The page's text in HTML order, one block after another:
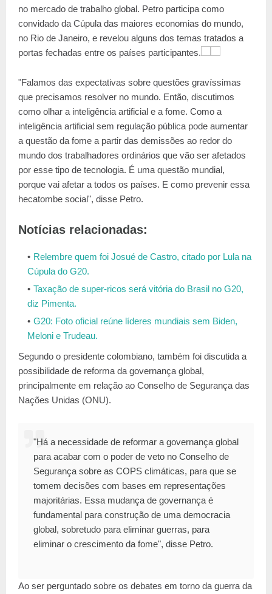
no mercado de trabalho global. Petro participa como
convidado da Cúpula das maiores economias do mundo,
no Rio de Janeiro, e revelou alguns dos temas tratados a
portas fechadas entre os países participantes.
"Falamos das expectativas sobre questões gravíssimas
que precisamos resolver no mundo. Então, discutimos
como olhar a inteligência artificial e a fome. Como a
inteligência artificial sem regulação pública pode aumentar
a questão da fome a partir das demissões ao redor do
mundo dos trabalhadores ordinários que vão ser afetados
por esse tipo de tecnologia. É uma questão mundial,
porque vai afetar a todos os países. E como prevenir essa
hecatombe social", disse Petro.
Notícias relacionadas:
Relembre quem foi Josué de Castro, citado por Lula na
Cúpula do G20.
Taxação de super-ricos será vitória do Brasil no G20,
diz Pimenta.
G20: Foto oficial reúne líderes mundiais sem Biden,
Meloni e Trudeau.
Segundo o presidente colombiano, também foi discutida a
possibilidade de reforma da governança global,
principalmente em relação ao Conselho de Segurança das
Nações Unidas (ONU).
"Há a necessidade de reformar a governança global
para acabar com o poder de veto no Conselho de
Segurança sobre as COPS climáticas, para que se
tomem decisões com bases em representações
majoritárias. Essa mudança de governança é
fundamental para construção de uma democracia
global, sobretudo para eliminar guerras, para
eliminar o crescimento da fome", disse Petro.
Ao ser perguntado sobre os debates em torno da guerra da